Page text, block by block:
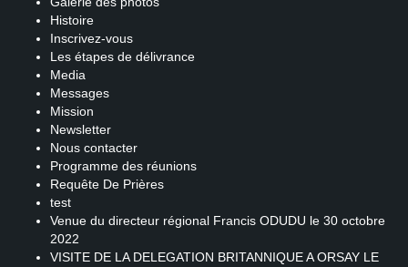
Histoire
Inscrivez-vous
Les étapes de délivrance
Media
Messages
Mission
Newsletter
Nous contacter
Programme des réunions
Requête De Prières
test
Venue du directeur régional Francis ODUDU le 30 octobre
2022
VISITE DE LA DELEGATION BRITANNIQUE A ORSAY LE